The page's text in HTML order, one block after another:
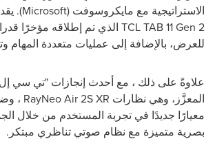
الاستراتيجية مع مايكروسوفت (Microsoft
).
TCL TAB 11 Gen 2 الذي تم إطلاقه مؤخرًا
للعرض، بالإضافة إلى عمليات متعددة المهام
علاوةً على ذلك ، مع أحدث إنجازات "تي سي
المعزَّز، وهي نظارات RayNeo Air 2S XR ،
معيارًا جديدًا في تجربة المستخدم من خلال
بصرية متميزة مع نظام صوتي تناظري مبتكر.